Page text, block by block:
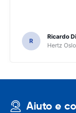
R
Ricardo
Hertz
Aiuto e